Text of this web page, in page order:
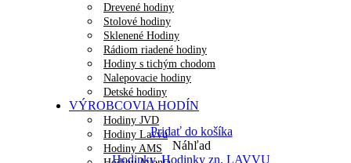
Drevené hodiny
Stolové hodiny
Sklenené Hodiny
Rádiom riadené hodiny
Hodiny s tichým chodom
Nalepovacie hodiny
Detské hodiny
VÝROBCOVIA HODÍN
Hodiny JVD
Hodiny Lavvu
Hodiny AMS
Pridať do košíka
Náhľad
Hodinky,Hodinky zn. LAVVU